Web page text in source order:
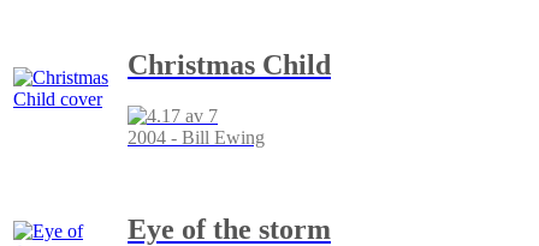
Christmas Child
2004 - Bill Ewing
Eye of the storm